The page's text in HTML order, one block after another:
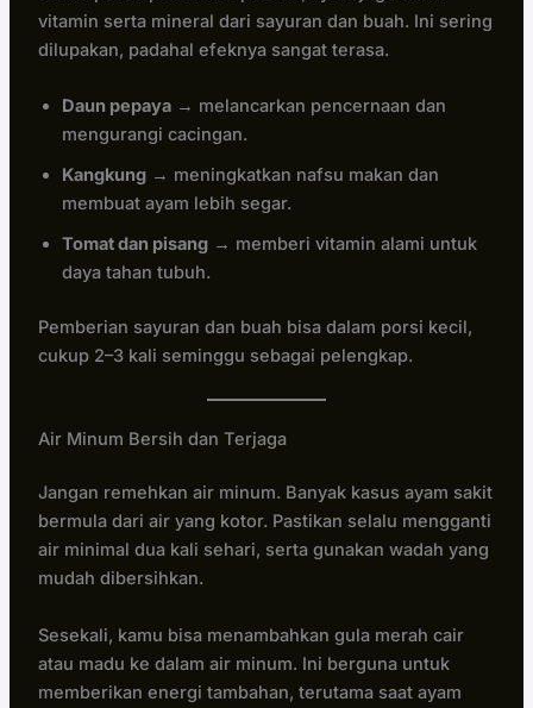
vitamin serta mineral dari sayuran dan buah. Ini sering
dilupakan, padahal efeknya sangat terasa.
Daun pepaya→ melancarkan pencernaan dan
mengurangi cacingan.
Kangkung→ meningkatkan nafsu makan dan
membuat ayam lebih segar.
Tomat dan pisang→ memberi vitamin alami untuk
daya tahan tubuh.
Pemberian sayuran dan buah bisa dalam porsi kecil,
cukup 2–3 kali seminggu sebagai pelengkap.
Air Minum Bersih dan Terjaga
Jangan remehkan air minum. Banyak kasus ayam sakit
bermula dari air yang kotor. Pastikan selalu mengganti
air minimal dua kali sehari, serta gunakan wadah yang
mudah dibersihkan.
Sesekali, kamu bisa menambahkan gula merah cair
atau madu ke dalam air minum. Ini berguna untuk
memberikan energi tambahan, terutama saat ayam